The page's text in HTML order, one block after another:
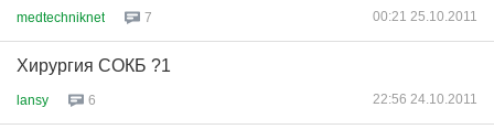
medtechniknet 7 00:21 25.10.2011
Хирургия СОКБ ?1
lansy 6 22:56 24.10.2011